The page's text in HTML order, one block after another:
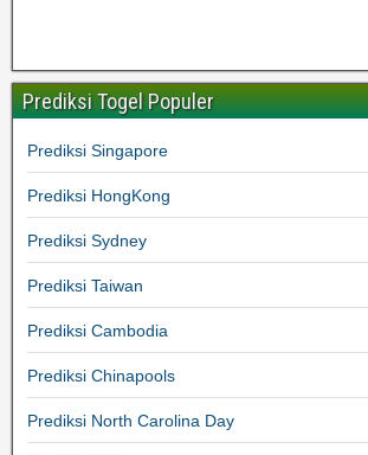
Prediksi Togel Populer
Prediksi Singapore
Prediksi HongKong
Prediksi Sydney
Prediksi Taiwan
Prediksi Cambodia
Prediksi Chinapools
Prediksi North Carolina Day